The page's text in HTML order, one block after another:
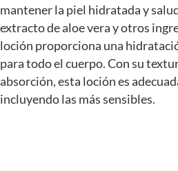
mantener la piel hidratada y
extracto de aloe vera y otros
loción proporciona una
para todo el cuerpo. Con su
absorción, esta loción es
incluyendo las más sensibles.